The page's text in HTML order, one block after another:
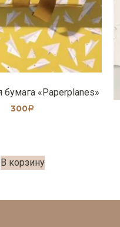
бумага «Paperplanes»
300 Р
В корзину